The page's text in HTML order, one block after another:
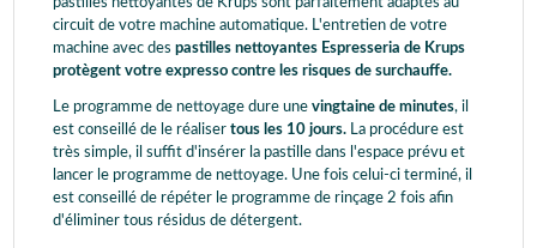
circuit de votre machine automatique. L'entretien de votre
machine avec des pastilles nettoyantes Espresseria de Krups
protègent votre expresso contre les risques de surchauffe.
Le programme de nettoyage dure une vingtaine de minutes, il
est conseillé de le réaliser tous les 10 jours. La procédure est
très simple, il suffit d'insérer la pastille dans l'espace prévu et
lancer le programme de nettoyage. Une fois celui-ci terminé, il
est conseillé de répéter le programme de rinçage 2 fois afin
d'éliminer tous résidus de détergent.